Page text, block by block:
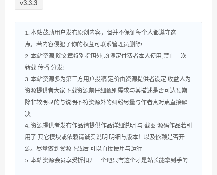
v3.3.3
1. 本站鼓励用户发布原创内容，但并不保证每个人都遵守这一
点，若内容侵犯了你的权益可联系管理员删除!
2. 本站资源,除文章特别指明外,均限定付费者本人使用,禁止二次
转载 传播 分发!
3. 本站资源多为第三方用户投稿 定价由资源提供者设定 收益人为
资源提供者大家下载资源前仔细甄别需求与其描述是否可达预期
除非较明显的与说明不符资源外的纠纷尽量与作者点对点直接解
决
4. 资源提供者发布作品请提供作品详细说明 与 截图 源码作品若引
用了 其它模块或依赖请诚实说明 明细与版本！以及依赖是否开
源。尽量做到资源下载后 可以直接使用与运行
5. 本站资源会员享受折扣开一个吧只有这个才是站长能拿到手的